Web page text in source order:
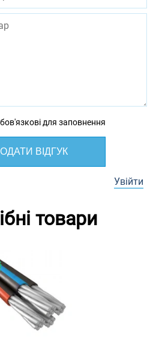
для заповнення
ВІДГУК
Увійти
товари